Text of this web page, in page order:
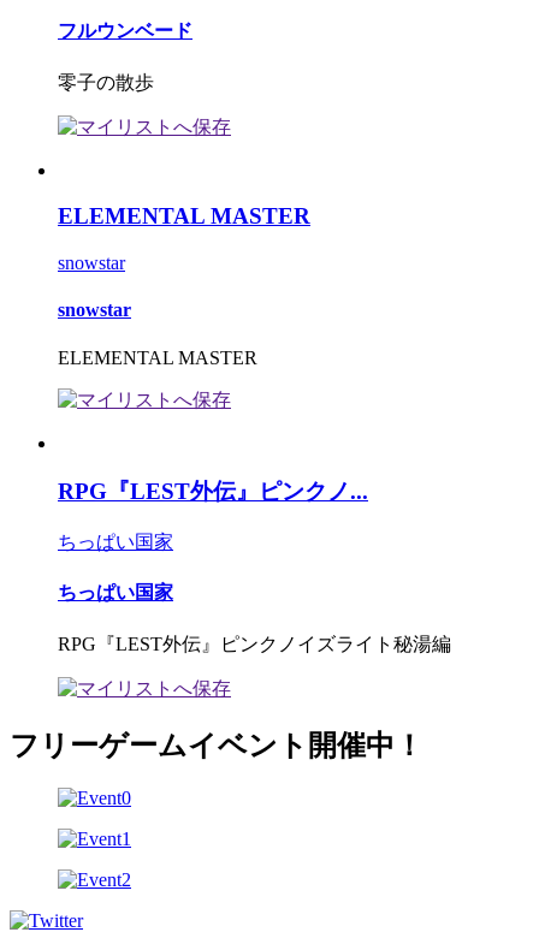
フルウンベード
零子の散歩
ELEMENTAL MASTER
snowstar
snowstar
ELEMENTAL MASTER
RPG『LEST外伝』ピンクノ...
ちっぱい国家
ちっぱい国家
RPG『LEST外伝』ピンクノイズライト秘湯編
フリーゲームイベント開催中！